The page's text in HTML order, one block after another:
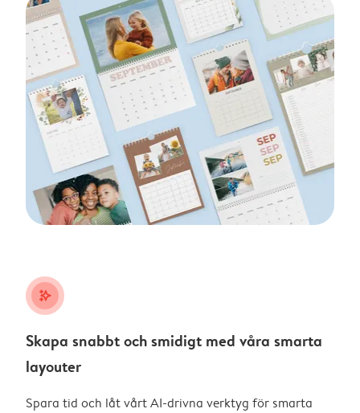
stars_plus
Skapa snabbt och smidigt med våra smarta
layouter
Spara tid och låt vårt AI-drivna verktyg för smarta